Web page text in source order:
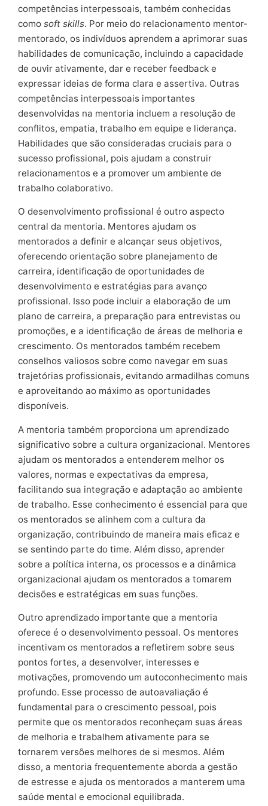
competências interpessoais, também conhecidas
como soft skills. Por meio do relacionamento mentor-
mentorado, os indivíduos aprendem a aprimorar suas
habilidades de comunicação, incluindo a capacidade
de ouvir ativamente, dar e receber feedback e
expressar ideias de forma clara e assertiva. Outras
competências interpessoais importantes
desenvolvidas na mentoria incluem a resolução de
conflitos, empatia, trabalho em equipe e liderança.
Habilidades que são consideradas cruciais para o
sucesso profissional, pois ajudam a construir
relacionamentos e a promover um ambiente de
trabalho colaborativo.
O desenvolvimento profissional é outro aspecto
central da mentoria. Mentores ajudam os
mentorados a definir e alcançar seus objetivos,
oferecendo orientação sobre planejamento de
carreira, identificação de oportunidades de
desenvolvimento e estratégias para avanço
profissional. Isso pode incluir a elaboração de um
plano de carreira, a preparação para entrevistas ou
promoções, e a identificação de áreas de melhoria e
crescimento. Os mentorados também recebem
conselhos valiosos sobre como navegar em suas
trajetórias profissionais, evitando armadilhas comuns
e aproveitando ao máximo as oportunidades
disponíveis.
A mentoria também proporciona um aprendizado
significativo sobre a cultura organizacional. Mentores
ajudam os mentorados a entenderem melhor os
valores, normas e expectativas da empresa,
facilitando sua integração e adaptação ao ambiente
de trabalho. Esse conhecimento é essencial para que
os mentorados se alinhem com a cultura da
organização, contribuindo de maneira mais eficaz e
se sentindo parte do time. Além disso, aprender
sobre a política interna, os processos e a dinâmica
organizacional ajudam os mentorados a tomarem
decisões e estratégicas em suas funções.
Outro aprendizado importante que a mentoria
oferece é o desenvolvimento pessoal. Os mentores
incentivam os mentorados a refletirem sobre seus
pontos fortes, a desenvolver, interesses e
motivações, promovendo um autoconhecimento mais
profundo. Esse processo de autoavaliação é
fundamental para o crescimento pessoal, pois
permite que os mentorados reconheçam suas áreas
de melhoria e trabalhem ativamente para se
tornarem versões melhores de si mesmos. Além
disso, a mentoria frequentemente aborda a gestão
de estresse e ajuda os mentorados a manterem uma
saúde mental e emocional equilibrada.